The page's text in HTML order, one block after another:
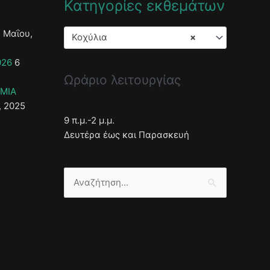
Μαΐου,
6
2025
Κατηγορίες εκθεμάτων
×
Κοχύλια
Ωράριο λειτουργίας
9 π.μ.-2 μ.μ.
Δευτέρα έως και Παρασκευή
Αναζήτηση
για: